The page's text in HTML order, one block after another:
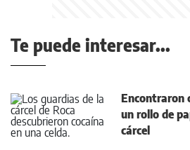
Te puede interesar...
Encontraron
un rollo de
cárcel